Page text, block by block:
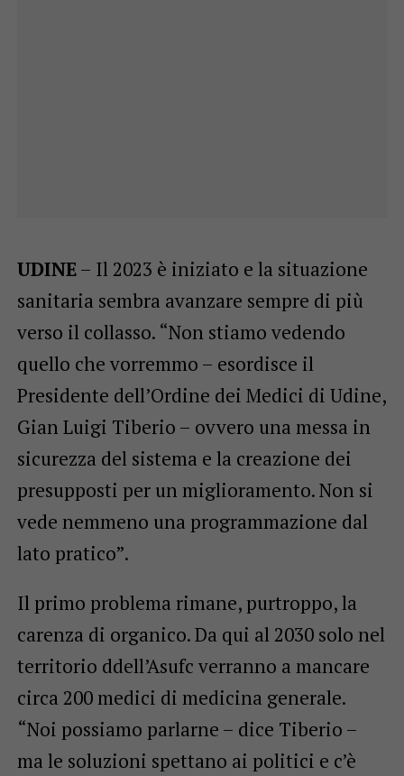
UDINE– Il 2023 è iniziato e la situazione
sanitaria sembra avanzare sempre di più
verso il collasso. “Non stiamo vedendo
quello che vorremmo – esordisce il
Presidente dell’Ordine dei Medici di Udine,
Gian Luigi Tiberio – ovvero una messa in
sicurezza del sistema e la creazione dei
presupposti per un miglioramento. Non si
vede nemmeno una programmazione dal
lato pratico”.
Il primo problema rimane, purtroppo, la
carenza di organico. Da qui al 2030 solo nel
territorio ddell’Asufc verranno a mancare
circa 200 medici di medicina generale.
“Noi possiamo parlarne – dice Tiberio –
ma le soluzioni spettano ai politici e c’è